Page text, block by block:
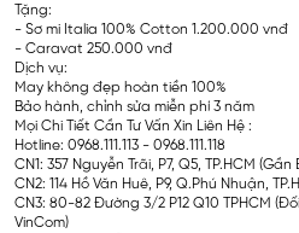
Tặng:
- Sơ mi Italia 100% Cotton 1.200.000 vnđ
- Caravat 250.000 vnđ
Dịch vụ:
May không đẹp hoàn tiền 100%
Bảo hành, chỉnh sửa miễn phí 3 năm
Mọi Chi Tiết Cần Tư Vấn Xin Liên Hệ :
Hotline: 0968.111.113 - 0968.111.118
CN1: 357 Nguyễn Trãi, P7, Q5, TP.HCM (Gần
CN2: 114 Hồ Văn Huê, P9, Q.Phú Nhuận,
CN3: 80-82 Đường 3/2 P12 Q10 TPHCM
VinCom)